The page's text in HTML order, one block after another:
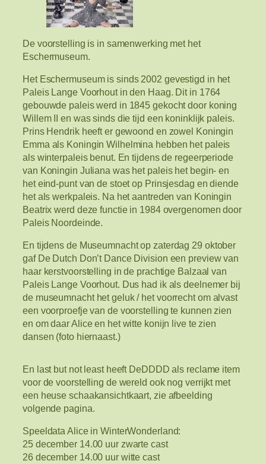
De voorstelling is in samenwerking met het
Eschermuseum.
Het Eschermuseum is sinds 2002 gevestigd in het
Paleis Lange Voorhout in den Haag. Dit in 1764
gebouwde paleis werd in 1845 gekocht door koning
Willem II en was sinds die tijd een koninklijk paleis.
Prins Hendrik heeft er gewoond en zowel Koningin
Emma als Koningin Wilhelmina hebben het paleis
als winterpaleis benut. En tijdens de regeerperiode
van Koningin Juliana was het paleis het begin- en
het eind-punt van de stoet op Prinsjesdag en diende
het als werkpaleis. Na het aantreden van Koningin
Beatrix werd deze functie in 1984 overgenomen door
Paleis Noordeinde.
En tijdens de Museumnacht op zaterdag 29 oktober
gaf De Dutch Don’t Dance Division een preview van
haar kerstvoorstelling in de prachtige Balzaal van
Paleis Lange Voorhout. Dus had ik als deelnemer bij
de museumnacht het geluk / het voorrecht om alvast
een voorproefje van de voorstelling te kunnen zien
en om daar Alice en het witte konijn live te zien
dansen (foto hiernaast.)
En last but not least heeft DeDDDD als reclame item
voor de voorstelling de wereld ook nog verrijkt met
een heuse schaakansichtkaart, zie afbeelding
volgende pagina.
Speeldata Alice in WinterWonderland:
25 december 14.00 uur zwarte cast
26 december 14.00 uur witte cast